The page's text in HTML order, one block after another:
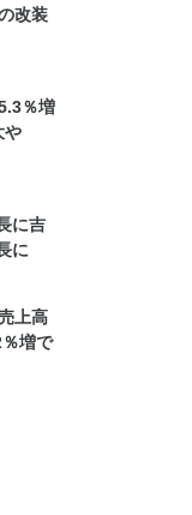
改装
％増
や
に吉
に
上高
増で